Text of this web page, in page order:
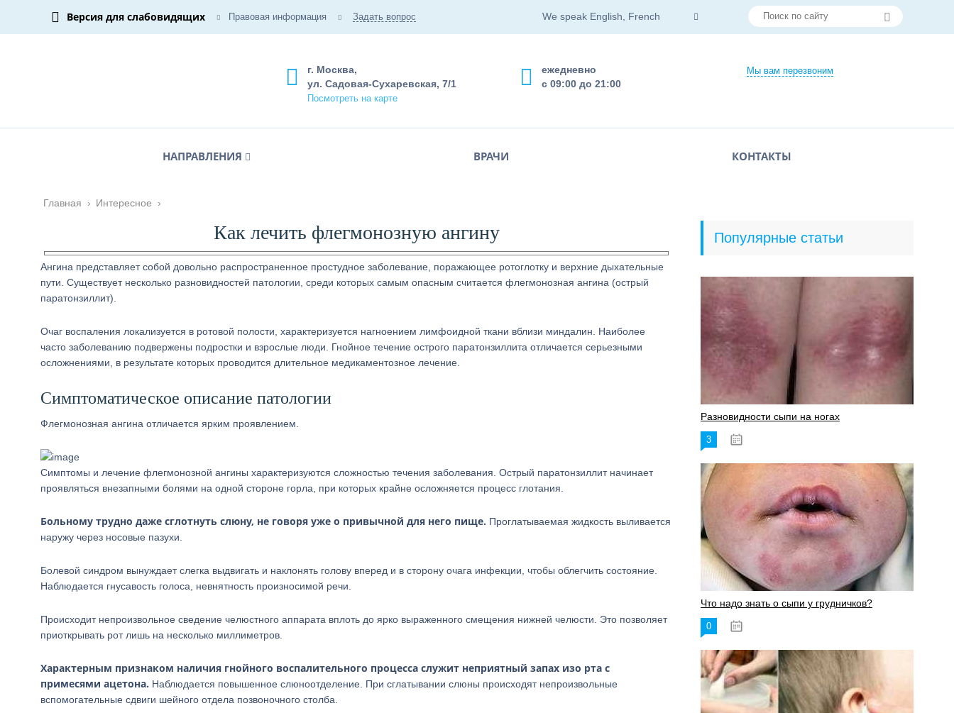
Версия для слабовидящих Правовая информация Задать вопрос We speak English, French
Мы вам перезвоним
ежедневно
с 09:00 до 21:00
г. Москва,
ул. Садовая-Сухаревская, 7/1
Посмотреть на карте
НАПРАВЛЕНИЯ ВРАЧИ КОНТАКТЫ
Главная › Интересное ›
Как лечить флегмонозную ангину
Ангина представляет собой довольно распространенное простудное заболевание, поражающее ротоглотку и верхние дыхательные
пути. Существует несколько разновидностей патологии, среди которых самым опасным считается флегмонозная ангина (острый
паратонзиллит).
Очаг воспаления локализуется в ротовой полости, характеризуется нагноением лимфоидной ткани вблизи миндалин. Наиболее
часто заболеванию подвержены подростки и взрослые люди. Гнойное течение острого паратонзиллита отличается серьезными
осложнениями, в результате которых проводится длительное медикаментозное лечение.
Симптоматическое описание патологии
Флегмонозная ангина отличается ярким проявлением.
Симптомы и лечение флегмонозной ангины характеризуются сложностью течения заболевания. Острый паратонзиллит начинает
проявляться внезапными болями на одной стороне горла, при которых крайне осложняется процесс глотания.
Больному трудно даже сглотнуть слюну, не говоря уже о привычной для него пище. Проглатываемая жидкость выливается
наружу через носовые пазухи.
Болевой синдром вынуждает слегка выдвигать и наклонять голову вперед и в сторону очага инфекции, чтобы облегчить состояние.
Наблюдается гнусавость голоса, невнятность произносимой речи.
Происходит непроизвольное сведение челюстного аппарата вплоть до ярко выраженного смещения нижней челюсти. Это позволяет
приоткрывать рот лишь на несколько миллиметров.
Характерным признаком наличия гнойного воспалительного процесса служит неприятный запах изо рта с
примесями ацетона. Наблюдается повышенное слюноотделение. При сглатывании слюны происходят непроизвольные
вспомогательные сдвиги шейного отдела позвоночного столба.
Популярные статьи
Разновидности сыпи на ногах
3
Что надо знать о сыпи у грудничков?
0